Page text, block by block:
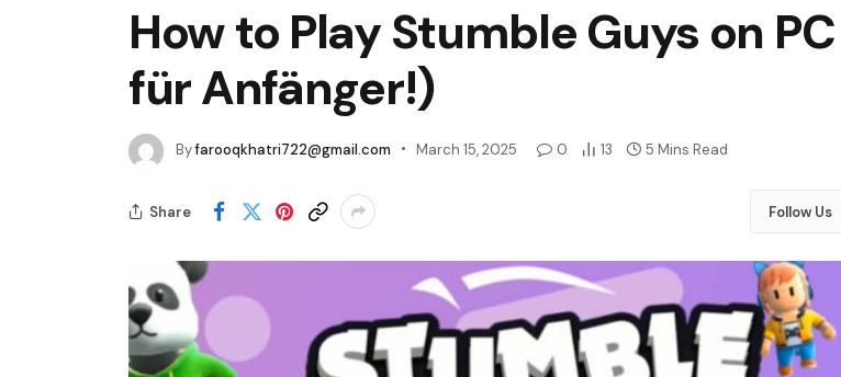
How to Play Stumble Guys on
für Anfänger!)
Byfarooqkhatri722@gmail.com March 15, 2025 0 13 5 Mins Read
Share Follow Us